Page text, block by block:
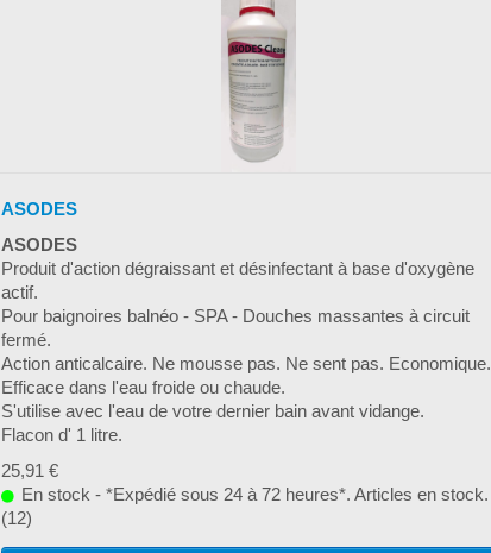
ASODES
ASODES
Produit d'action dégraissant et désinfectant à base d'oxygène
actif.
Pour baignoires balnéo - SPA - Douches massantes à circuit
fermé.
Action anticalcaire. Ne mousse pas. Ne sent pas. Economique.
Efficace dans l'eau froide ou chaude.
S'utilise avec l'eau de votre dernier bain avant vidange.
Flacon d' 1 litre.
25,91 €
En stock - *Expédié sous 24 à 72 heures*. Articles en stock.
(12)